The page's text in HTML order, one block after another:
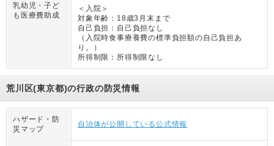
乳幼児・子ど
も医療費助成
＜入院＞
対象年齢： 18歳3月末まで
自己負担： 自己負担なし
（ 入院時食事療養費の標準負担額の自己負担あ
り。
）
所得制限： 所得制限なし
荒川区(東京都)の行政の防災情報
ハザード・防
災マップ
自治体が公開している公式情報